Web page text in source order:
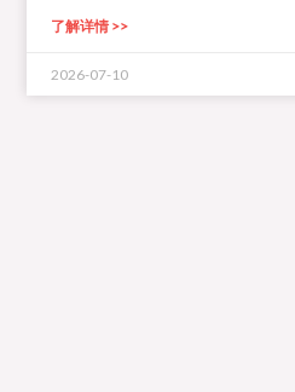
了解详情 >>
2026-07-10